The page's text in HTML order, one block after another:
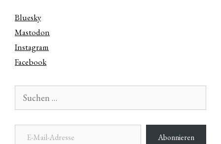
Bluesky
Mastodon
Instagram
Facebook
nach:
E-Mail-Adresse
Abonnieren